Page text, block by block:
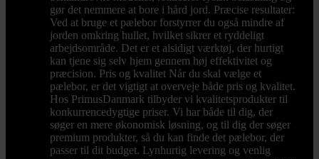
gør det nemmere at bore i hård jord. Præcise resultater:
Ved at bruge et pælebor forstyrrer du også mindre af
jorden omkring hullet, hvilket sikrer et ryddeligt
arbejdsområde. Det er et alsidigt værktøj, der hurtigt
kan tjene sig selv hjem gennem høj effektivitet og
præcision. Pris og kvalitet Når du skal vælge et
pælebor, er det vigtigt at overveje både pris og kvalitet.
Hos PrimusDanmark tilbyder vi kvalitetsprodukter til
konkurrencedygtige priser. Vi har både til dig, der
søger en mere økonomisk løsning, og til dig der søger
premium produkter, så du kan finde det pælebor, der
passer til dit budget. Lynhurtig levering og venlig